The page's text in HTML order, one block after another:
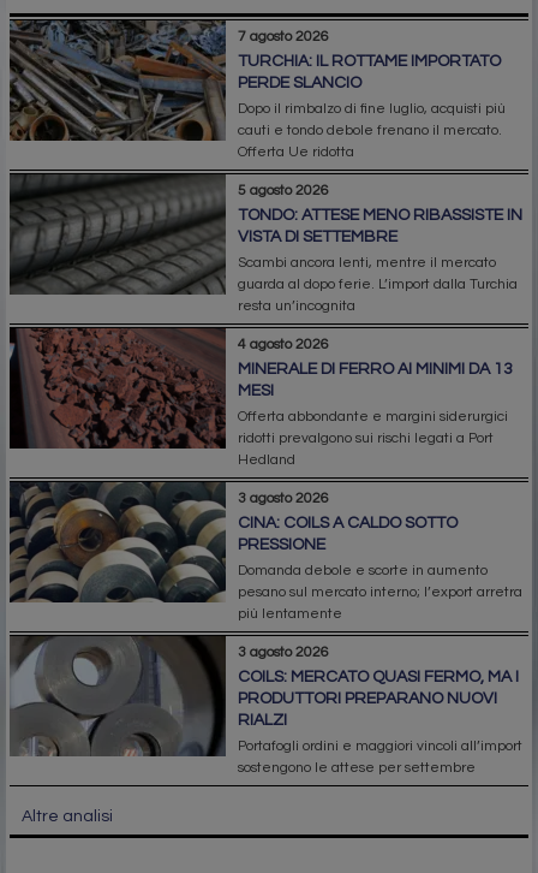
7 agosto 2026
TURCHIA: IL ROTTAME IMPORTATO
PERDE SLANCIO
Dopo il rimbalzo di fine luglio, acquisti più
cauti e tondo debole frenano il mercato.
Offerta Ue ridotta
5 agosto 2026
TONDO: ATTESE MENO RIBASSISTE IN
VISTA DI SETTEMBRE
Scambi ancora lenti, mentre il mercato
guarda al dopo ferie. L’import dalla Turchia
resta un’incognita
4 agosto 2026
MINERALE DI FERRO AI MINIMI DA 13
MESI
Offerta abbondante e margini siderurgici
ridotti prevalgono sui rischi legati a Port
Hedland
3 agosto 2026
CINA: COILS A CALDO SOTTO
PRESSIONE
Domanda debole e scorte in aumento
pesano sul mercato interno; l’export arretra
più lentamente
3 agosto 2026
COILS: MERCATO QUASI FERMO, MA I
PRODUTTORI PREPARANO NUOVI
RIALZI
Portafogli ordini e maggiori vincoli all’import
sostengono le attese per settembre
Altre analisi